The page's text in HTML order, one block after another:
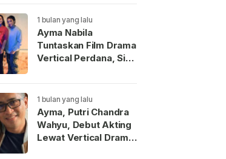
1 bulan yang lalu
Ayma Nabila
Tuntaskan Film Drama
Vertical Perdana, Siap
Indonesia
1 bulan yang lalu
Ayma, Putri Chandra
Wahyu, Debut Akting
Lewat Vertical Drama